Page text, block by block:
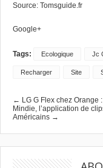
Source: Tomsguide.fr
Google+
Tags: Ecologique Jc
Recharger Site
← LG G Flex chez Orange
Mindie, l’application de
Américains →